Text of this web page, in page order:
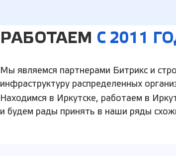
РАБОТАЕМ С 2011
Мы являемся партнерами Битрикс и
инфраструктуру распределенных
Находимся в Иркутске, работаем в
и будем рады принять в наши ряды